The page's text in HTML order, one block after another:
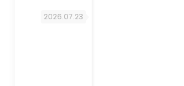
2026.07.23